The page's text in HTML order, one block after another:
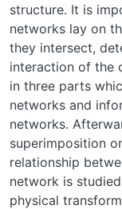
structure. It is
networks lay on
they intersect,
interaction of the
in three parts
networks and
networks.
superimposition
relationship
network is
physical